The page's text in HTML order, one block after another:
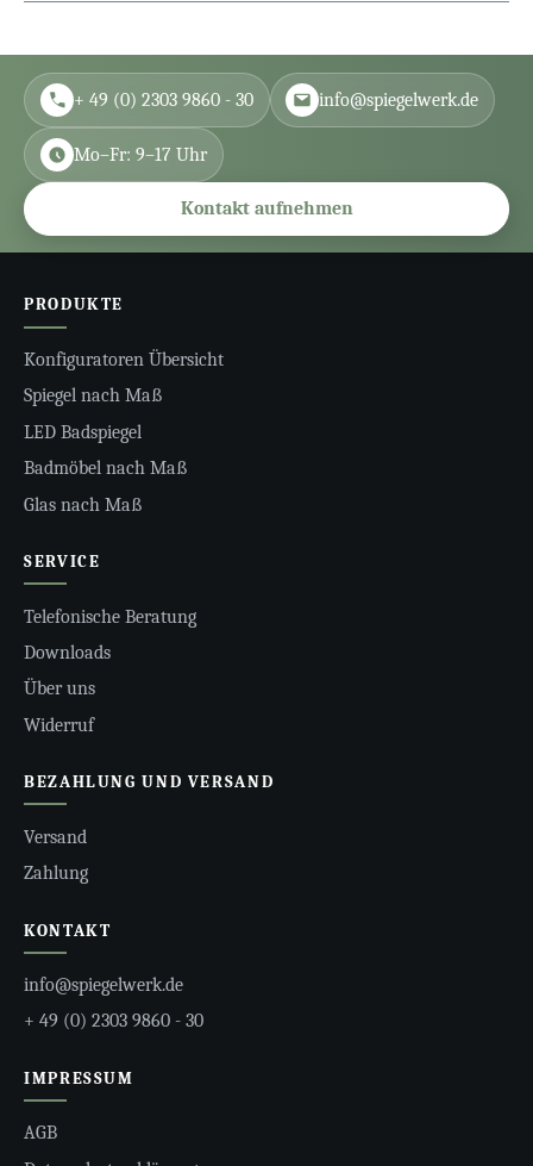
+ 49 (0) 2303 9860 - 30 info@spiegelwerk.de
Mo–Fr: 9–17 Uhr
Kontakt aufnehmen
PRODUKTE
Konfiguratoren Übersicht
Spiegel nach Maß
LED Badspiegel
Badmöbel nach Maß
Glas nach Maß
SERVICE
Telefonische Beratung
Downloads
Über uns
Widerruf
BEZAHLUNG UND VERSAND
Versand
Zahlung
KONTAKT
info@spiegelwerk.de
+ 49 (0) 2303 9860 - 30
IMPRESSUM
AGB